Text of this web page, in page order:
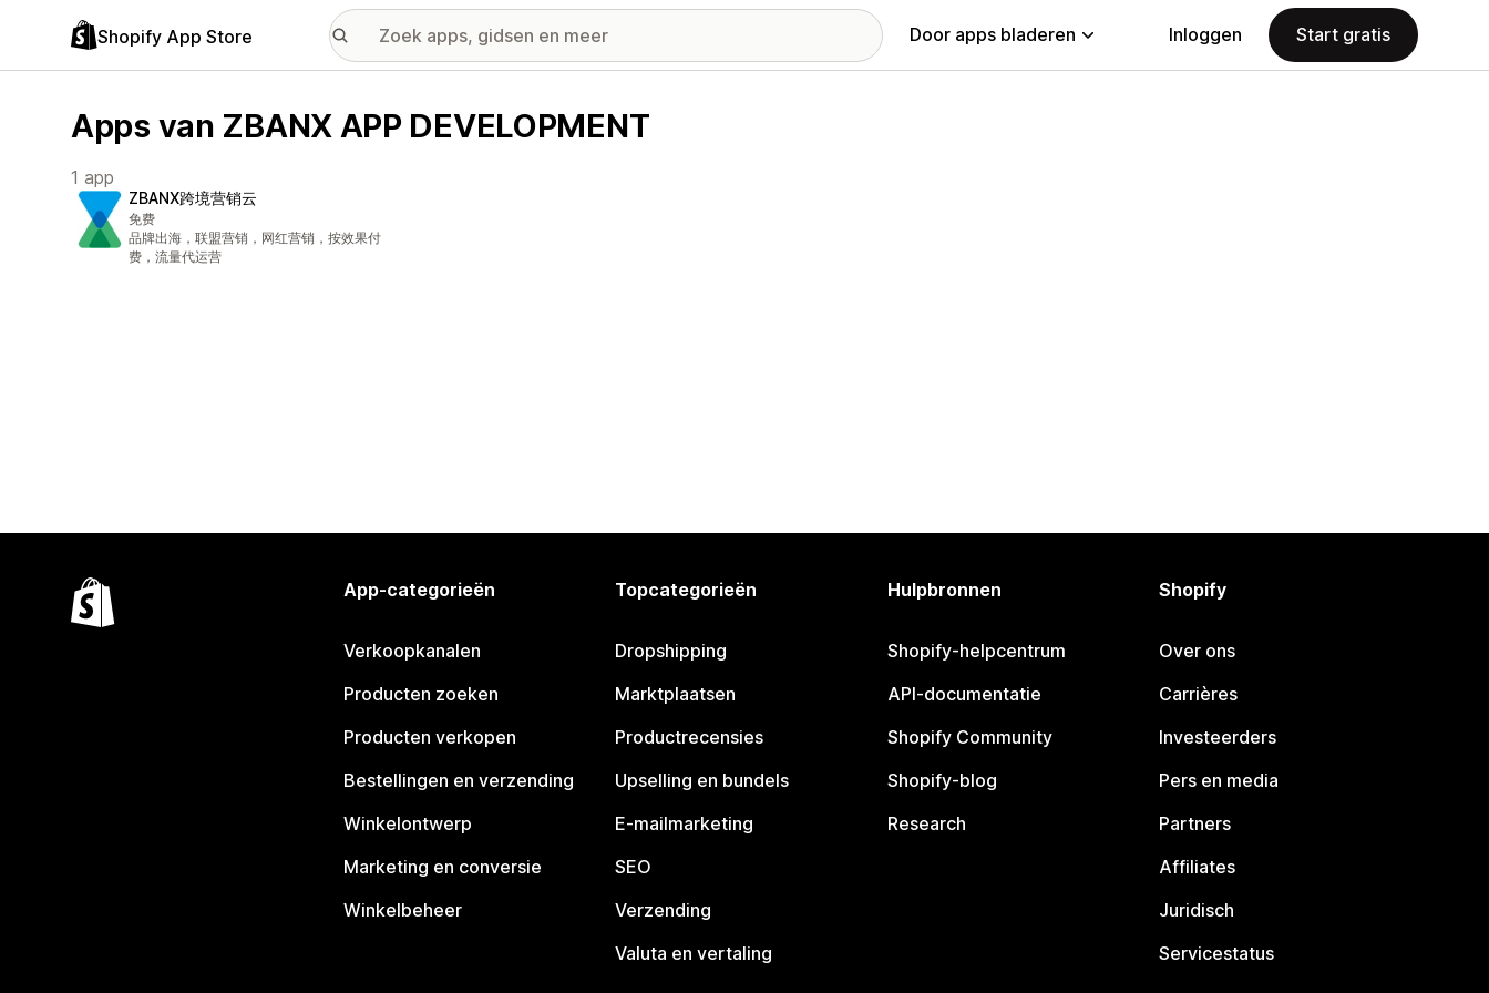
Shopify App Store Door apps bladeren Inloggen Start gratis
Apps van ZBANX APP DEVELOPMENT
1 app
ZBANX跨境营销云
免费
品牌出海，联盟营销，网红营销，按效果付
费，流量代运营
App-categorieën
Verkoopkanalen
Producten zoeken
Producten verkopen
Bestellingen en verzending
Winkelontwerp
Marketing en conversie
Winkelbeheer
Topcategorieën
Dropshipping
Marktplaatsen
Productrecensies
Upselling en bundels
E-mailmarketing
SEO
Verzending
Valuta en vertaling
Hulpbronnen
Shopify-helpcentrum
API-documentatie
Shopify Community
Shopify-blog
Research
Shopify
Over ons
Carrières
Investeerders
Pers en media
Partners
Affiliates
Juridisch
Servicestatus